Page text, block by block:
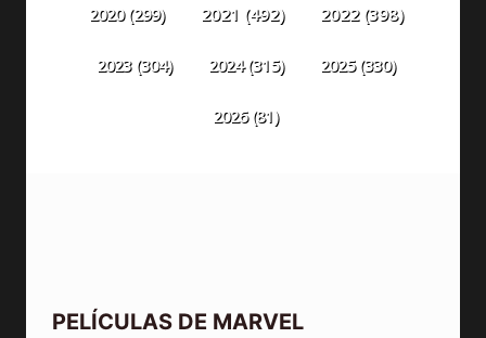
2020(299) 2021 (492) 2022(398)
2023(304) 2024(315) 2025(330)
2026(81)
PELÍCULAS DE MARVEL